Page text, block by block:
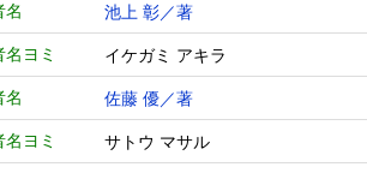
名 池上 彰／著
名ヨミ イケガミ アキラ
名 佐藤 優／著
名ヨミ サトウ マサル